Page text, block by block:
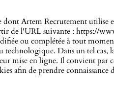
Artem Recrutement utilise
de l'URL suivante : https://
ou complétée à tout
Dans un tel cas,
mise en ligne. Il convient par
afin de prendre connaissance